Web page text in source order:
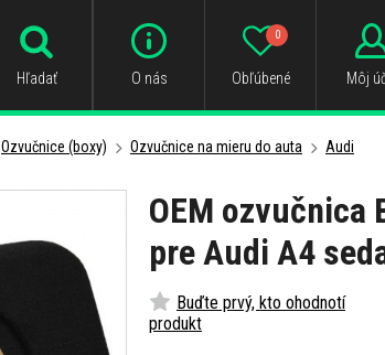
Hľadať O nás Obľúbené
0
Môj
Ozvučnice (boxy) Ozvučnice na mieru do auta Audi
OEM ozvučnica
pre Audi A4
Buďte prvý, kto ohodnotí
produkt